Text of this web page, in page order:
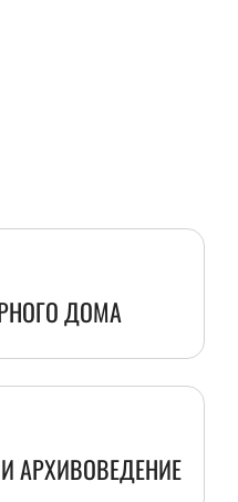
ДОМА
АРХИВОВЕДЕНИЕ